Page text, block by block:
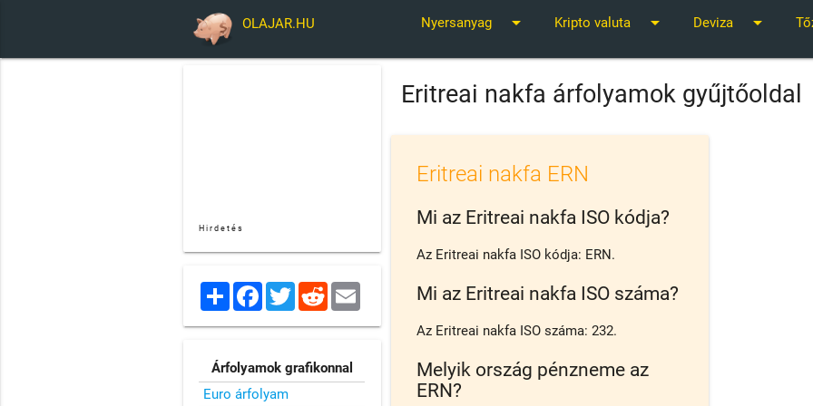
OLAJAR.HU Nyersanyag arrow_drop_down Kripto valuta arrow_drop_down Deviza arrow_drop_down
Eritreai nakfa árfolyamok gyűjtőoldal
Eritreai nakfa ERN
Mi az Eritreai nakfa ISO kódja?
Az Eritreai nakfa ISO kódja: ERN.
Mi az Eritreai nakfa ISO száma?
Az Eritreai nakfa ISO száma: 232.
Melyik ország pénzneme az
ERN?
Hirdetés
Share Facebook
TwitterReddit
Árfolyamok grafikonnal
Euro árfolyam